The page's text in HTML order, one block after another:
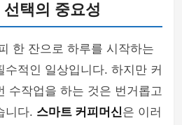
택의 중요성
한 잔으로 하루를 시작하는
수적인 일상입니다. 하지만 커
수작업을 하는 것은 번거롭고
니다. 스마트 커피머신은 이러